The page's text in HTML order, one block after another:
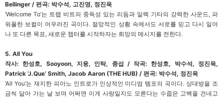
Bellinger / 편곡: 박수석, 고진영, 정진욱
‘Welcome To’는 트랩 비트의 중독성 있는 리듬과 일렉 기타의 강력한 사운드, 파
워풀한 보컬이 어우러진 곡이다. 절망적인 상황 속에서도 서로를 믿고 다시 일어
나 또 다른 목표, 새로운 챕터를 시작하자는 희망의 메시지를 전한다.
5. All You
작사: 한성호, Sooyoon, 지웅, 인탁, 종섭 / 작곡: 한성호, 박수석, 정진욱,
Patrick ‘J.Que’ Smith, Jacob Aaron (THE HUB) / 편곡: 박수석, 정진욱
‘All You’는 재지한 피아노 인트로가 인상적인 미디엄 템포의 곡이다. 상대방을 조
금씩 닮아 가는 날 보며 어쩌면 이게 사랑일지도 모른다는 수줍은 고백을 건네고